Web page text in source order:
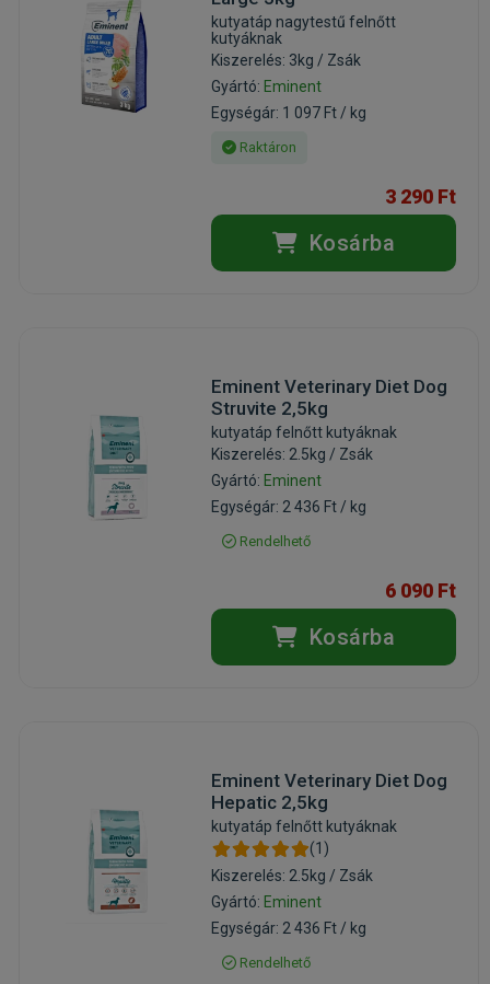
kutyatáp nagytestű felnőtt
kutyáknak
Kiszerelés: 3kg / Zsák
Gyártó: Eminent
Egységár: 1 097 Ft / kg
Raktáron
3 290 Ft
Kosárba
Eminent Veterinary Diet Dog
Struvite 2,5kg
kutyatáp felnőtt kutyáknak
Kiszerelés: 2.5kg / Zsák
Gyártó: Eminent
Egységár: 2 436 Ft / kg
Rendelhető
6 090 Ft
Kosárba
Eminent Veterinary Diet Dog
Hepatic 2,5kg
kutyatáp felnőtt kutyáknak
(1)
Kiszerelés: 2.5kg / Zsák
Gyártó: Eminent
Egységár: 2 436 Ft / kg
Rendelhető